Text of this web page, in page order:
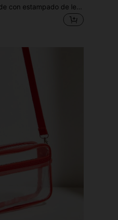
Bolso de tela grande con estampado de letras, estilo casual. Bolso de playa, bolso de uso diario, adecuado para viajes, trabajo, compras, universidad, oficina, escuela, etc. Apropiado para damas, principiantes, ejecutivas, chicas, estudiantes universitarias, jóvenes.